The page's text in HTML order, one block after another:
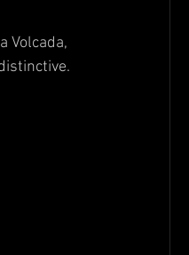
Volcada,